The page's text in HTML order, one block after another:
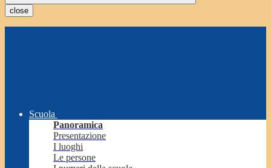
close
Scuola
Panoramica
Presentazione
I luoghi
Le persone